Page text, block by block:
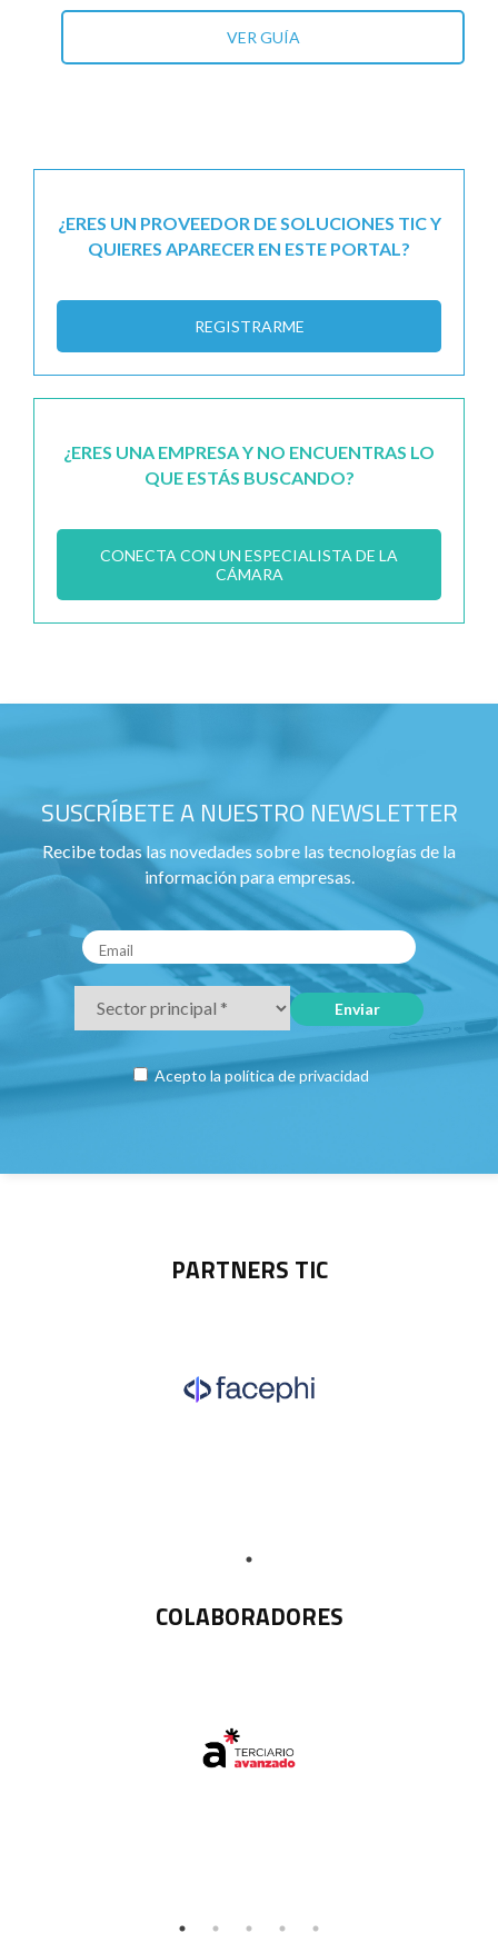
VER GUÍA
¿ERES UN PROVEEDOR DE SOLUCIONES TIC Y
QUIERES APARECER EN ESTE PORTAL?
REGISTRARME
¿ERES UNA EMPRESA Y NO ENCUENTRAS LO
QUE ESTÁS BUSCANDO?
CONECTA CON UN ESPECIALISTA DE LA
CÁMARA
SUSCRÍBETE A NUESTRO NEWSLETTER
Recibe todas las novedades sobre las tecnologías de la
información para empresas.
Acepto la política de privacidad
PARTNERS TIC
COLABORADORES